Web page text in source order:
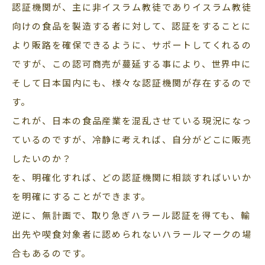
認証機関が、主に非イスラム教徒でありイスラム教徒
向けの食品を製造する者に対して、認証をすることに
より販路を確保できるように、サポートしてくれるの
ですが、この認可商売が蔓延する事により、世界中に
そして日本国内にも、様々な認証機関が存在するので
す。
これが、日本の食品産業を混乱させている現況になっ
ているのですが、冷静に考えれば、自分がどこに販売
したいのか？
を、明確化すれば、どの認証機関に相談すればいいか
を明確にすることができます。
逆に、無計画で、取り急ぎハラール認証を得ても、輸
出先や喫食対象者に認められないハラールマークの場
合もあるのです。